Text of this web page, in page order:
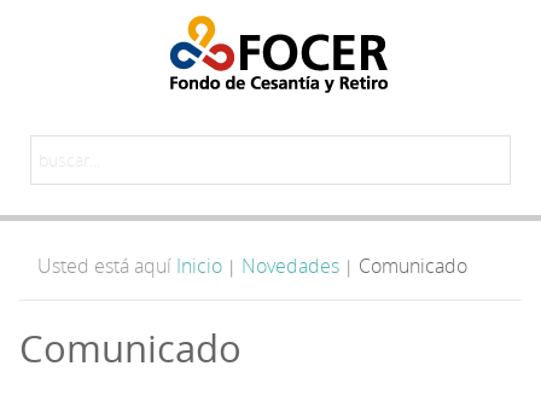
Usted está aquí Inicio | Novedades | Comunicado
Comunicado